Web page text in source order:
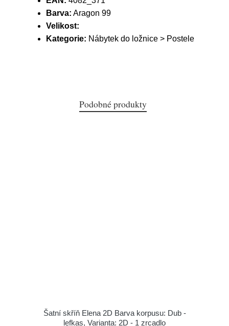
Barva: Aragon 99
Velikost:
Kategorie: Nábytek do ložnice > Postele
Podobné produkty
Šatní skříň Elena 2D Barva korpusu: Dub -
lefkas, Varianta: 2D - 1 zrcadlo